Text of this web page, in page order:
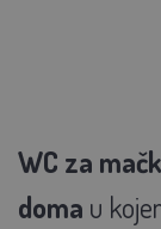
WC za
doma u